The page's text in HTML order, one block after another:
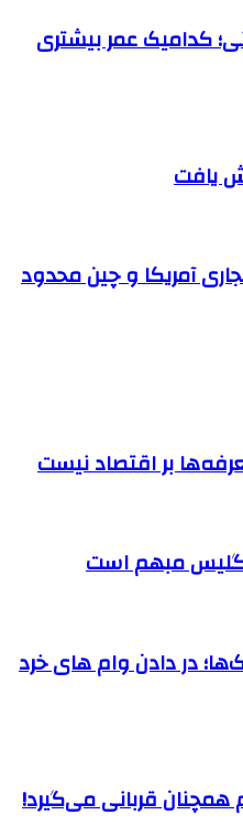
کدامیک عمر بیشتری
یافت
آمریکا و چین محدود
تعرفه‌ها بر اقتصاد نیست
در دادن وام های خرد
همچنان قربانی می‌گیرد!